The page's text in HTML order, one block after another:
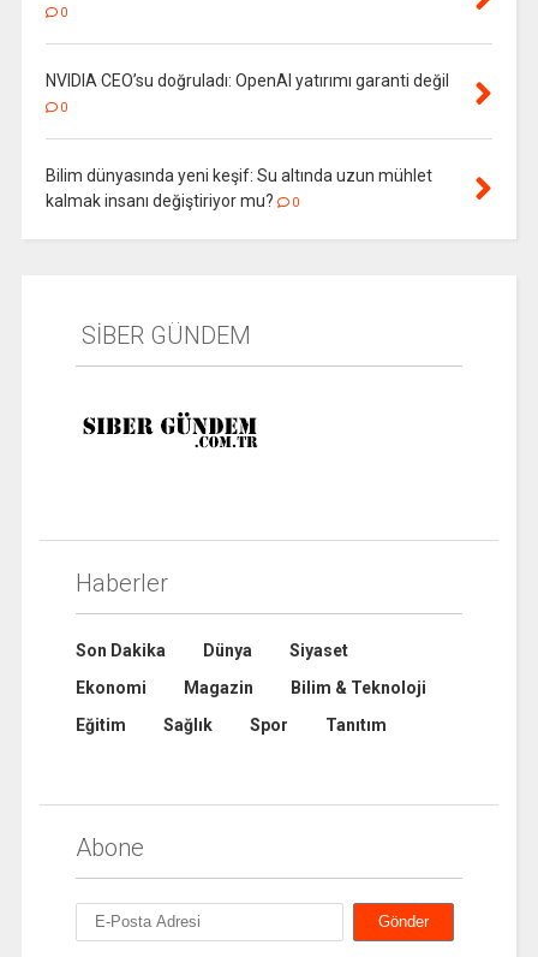
0
NVIDIA CEO’su doğruladı: OpenAI yatırımı garanti değil
0
Bilim dünyasında yeni keşif: Su altında uzun mühlet
kalmak insanı değiştiriyor mu?
0
SİBER GÜNDEM
Haberler
Son Dakika Dünya
Siyaset
Ekonomi
Magazin
Bilim & Teknoloji
Eğitim
Sağlık Spor Tanıtım
Abone